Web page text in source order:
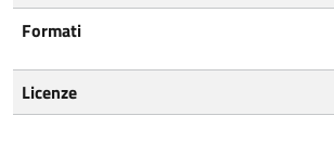
Formati
Licenze